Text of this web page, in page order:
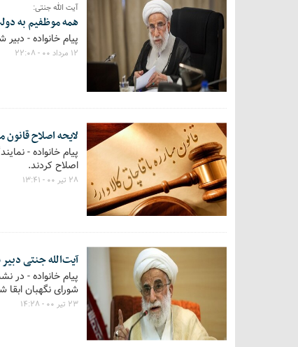
آیت الله جنتی:
همه موظفیم به
پیام خانواده -
۱۲ مرداد ۰۰ - ۲۲:۰۸
لایحه اصلاح قانون
پیام خانواده -
اصلاح کردند.
۲۸ تیر ۰۰ - ۱۳:۴۱
آیت‌الله جنتی
پیام خانواده - در
شورای نگهبان ابقا
۲۳ تیر ۰۰ - ۱۴:۲۸